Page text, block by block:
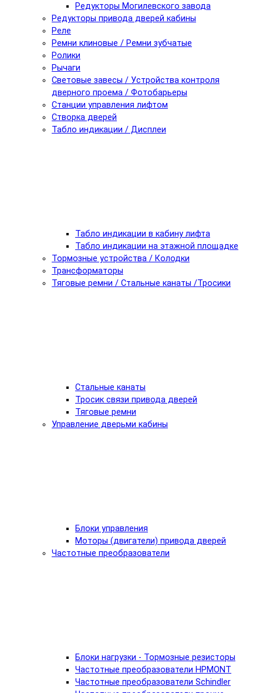
Редукторы Могилевского завода
Редукторы привода дверей кабины
Реле
Ремни клиновые / Ремни зубчатые
Ролики
Рычаги
Световые завесы / Устройства контроля
дверного проема / Фотобарьеры
Станции управления лифтом
Створка дверей
Табло индикации / Дисплеи
Табло индикации в кабину лифта
Табло индикации на этажной площадке
Тормозные устройства / Колодки
Трансформаторы
Тяговые ремни / Стальные канаты /Тросики
Стальные канаты
Тросик связи привода дверей
Тяговые ремни
Управление дверьми кабины
Блоки управления
Моторы (двигатели) привода дверей
Частотные преобразователи
Блоки нагрузки - Тормозные резисторы
Частотные преобразователи HPMONT
Частотные преобразователи Schindler